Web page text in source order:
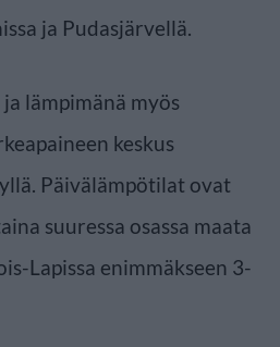
ja Pudasjärvellä.
lämpimänä myös
keskus
Päivälämpötilat ovat
suuressa osassa maata
Lapissa enimmäkseen 3-